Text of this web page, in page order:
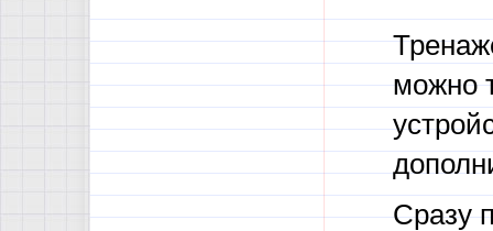
можно
Сразу